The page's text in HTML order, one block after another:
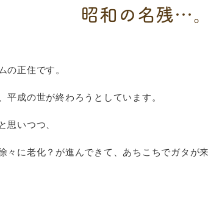
昭和の名残…。
の正住です。
平成の世が終わろうとしています。
思いつつ、
々に老化？が進んできて、あちこちでガタが